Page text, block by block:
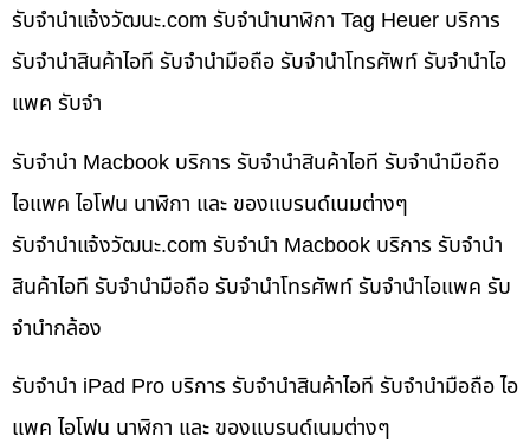
รับจํานําแจ้งวัฒนะ.com รับจำนำนาฬิกา Tag Heuer บริการ
รับจำนำสินค้าไอที รับจำนำมือถือ รับจำนำโทรศัพท์ รับจำนำไอ
แพค รับจำ
รับจำนำ Macbook บริการ รับจำนำสินค้าไอที รับจำนำมือถือ
ไอแพค ไอโฟน นาฬิกา และ ของแบรนด์เนมต่างๆ
รับจํานําแจ้งวัฒนะ.com รับจำนำ Macbook บริการ รับจำนำ
สินค้าไอที รับจำนำมือถือ รับจำนำโทรศัพท์ รับจำนำไอแพค รับ
จำนำกล้อง
รับจำนำ iPad Pro บริการ รับจำนำสินค้าไอที รับจำนำมือถือ ไอ
แพค ไอโฟน นาฬิกา และ ของแบรนด์เนมต่างๆ